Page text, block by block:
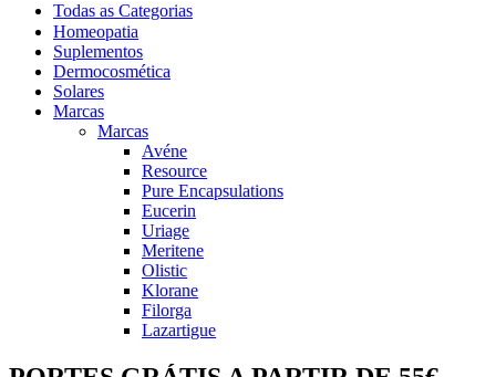
Todas as Categorias
Homeopatia
Suplementos
Dermocosmética
Solares
Marcas
Marcas
Avéne
Resource
Pure Encapsulations
Eucerin
Uriage
Meritene
Olistic
Klorane
Filorga
Lazartigue